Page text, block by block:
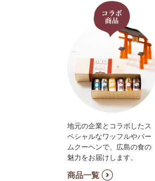
地元の企業とコラボしたス
ペシャルなワッフルやバー
ムクーヘンで、広島の食の
魅力をお届けします。
商品一覧